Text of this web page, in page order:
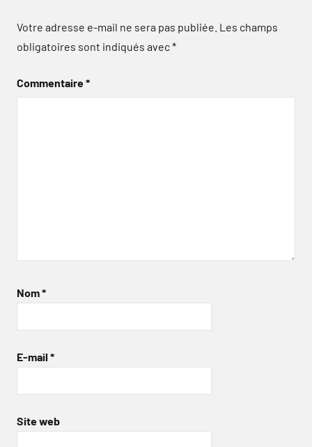
Votre adresse e-mail ne sera pas publiée. Les champs
obligatoires sont indiqués avec*
Commentaire*
Nom*
E-mail *
Site web